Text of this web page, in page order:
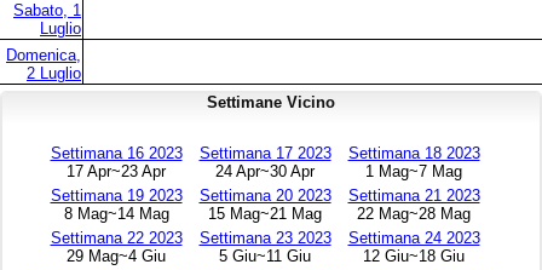
Sabato, 1
Luglio
Domenica,
2 Luglio
Settimane Vicino
Settimana 16 2023
17 Apr~23 Apr
Settimana 17 2023
24 Apr~30 Apr
Settimana 18 2023
1 Mag~7 Mag
Settimana 19 2023
8 Mag~14 Mag
Settimana 20 2023
15 Mag~21 Mag
Settimana 21 2023
22 Mag~28 Mag
Settimana 22 2023
29 Mag~4 Giu
Settimana 23 2023
5 Giu~11 Giu
Settimana 24 2023
12 Giu~18 Giu